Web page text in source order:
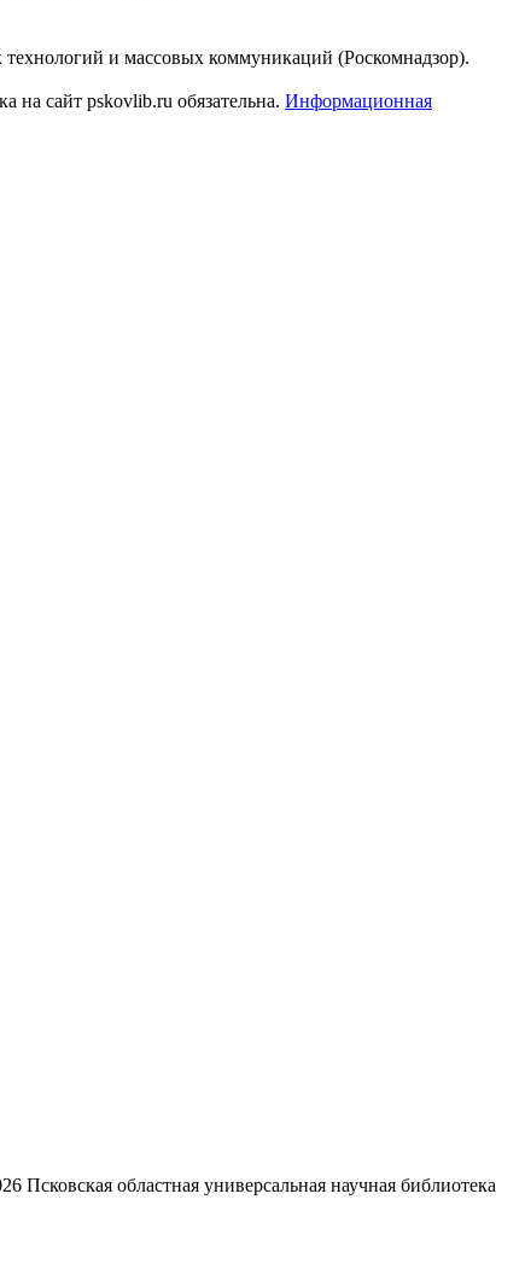
и массовых коммуникаций (Роскомнадзор).
на сайт pskovlib.ru обязательна. Информационная
Псковская областная универсальная научная библиотека